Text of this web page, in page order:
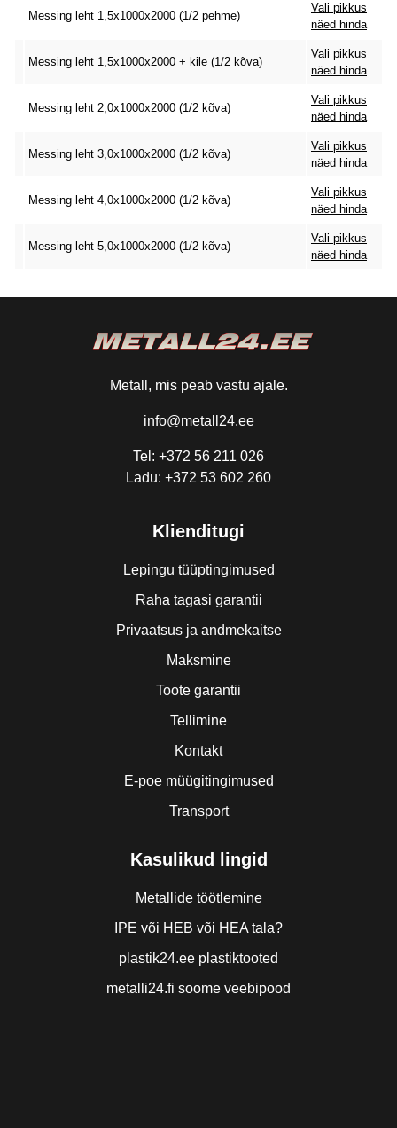
Messing leht 1,5x1000x2000 (1/2 pehme)
Vali pikkus
näed hinda
Messing leht 1,5x1000x2000 + kile (1/2 kõva)
Vali pikkus
näed hinda
Messing leht 2,0x1000x2000 (1/2 kõva)
Vali pikkus
näed hinda
Messing leht 3,0x1000x2000 (1/2 kõva)
Vali pikkus
näed hinda
Messing leht 4,0x1000x2000 (1/2 kõva)
Vali pikkus
näed hinda
Messing leht 5,0x1000x2000 (1/2 kõva)
Vali pikkus
näed hinda
Metall, mis peab vastu ajale.
info@metall24.ee
Tel: +372 56 211 026
Ladu: +372 53 602 260
Klienditugi
Lepingu tüüptingimused
Raha tagasi garantii
Privaatsus ja andmekaitse
Maksmine
Toote garantii
Tellimine
Kontakt
E-poe müügitingimused
Transport
Kasulikud lingid
Metallide töötlemine
IPE või HEB või HEA tala?
plastik24.ee plastiktooted
metalli24.fi soome veebipood